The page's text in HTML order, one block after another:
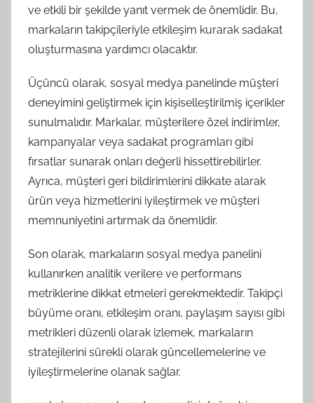
ve etkili bir şekilde yanıt vermek de önemlidir. Bu,
markaların takipçileriyle etkileşim kurarak sadakat
oluşturmasına yardımcı olacaktır.
Üçüncü olarak, sosyal medya panelinde müşteri
deneyimini geliştirmek için kişiselleştirilmiş içerikler
sunulmalıdır. Markalar, müşterilere özel indirimler,
kampanyalar veya sadakat programları gibi
fırsatlar sunarak onları değerli hissettirebilirler.
Ayrıca, müşteri geri bildirimlerini dikkate alarak
ürün veya hizmetlerini iyileştirmek ve müşteri
memnuniyetini artırmak da önemlidir.
Son olarak, markaların sosyal medya panelini
kullanırken analitik verilere ve performans
metriklerine dikkat etmeleri gerekmektedir. Takipçi
büyüme oranı, etkileşim oranı, paylaşım sayısı gibi
metrikleri düzenli olarak izlemek, markaların
stratejilerini sürekli olarak güncellemelerine ve
iyileştirmelerine olanak sağlar.